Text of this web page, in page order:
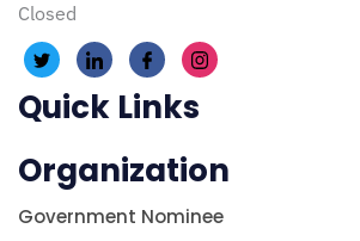
Closed
Quick Links
Organization
Government Nominee